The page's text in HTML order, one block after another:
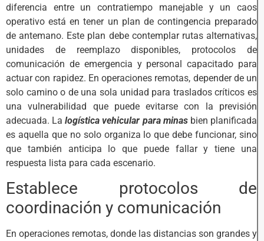
diferencia entre un contratiempo manejable y un caos
operativo está en tener un plan de contingencia preparado
de antemano. Este plan debe contemplar rutas alternativas,
unidades de reemplazo disponibles, protocolos de
comunicación de emergencia y personal capacitado para
actuar con rapidez. En operaciones remotas, depender de un
solo camino o de una sola unidad para traslados críticos es
una vulnerabilidad que puede evitarse con la previsión
adecuada. Lalogística vehicular para minasbien planificada
es aquella que no solo organiza lo que debe funcionar, sino
que también anticipa lo que puede fallar y tiene una
respuesta lista para cada escenario.
Establece protocolos de
coordinación y comunicación
En operaciones remotas, donde las distancias son grandes y